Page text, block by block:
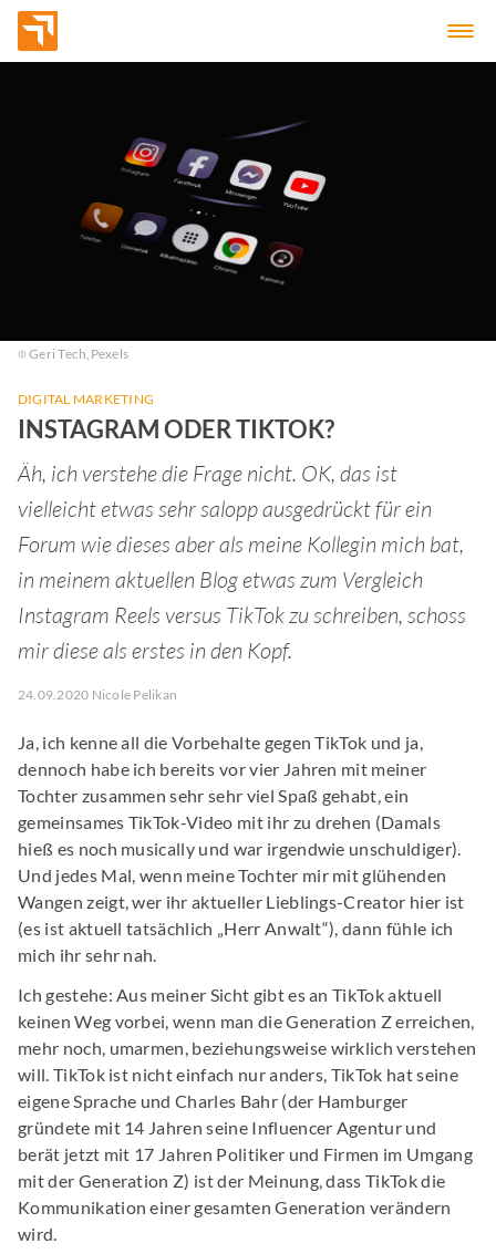
Geri Tech, Pexels
DIGITAL MARKETING
INSTAGRAM ODER TIKTOK?
Äh, ich verstehe die Frage nicht. OK, das ist
vielleicht etwas sehr salopp ausgedrückt für ein
Forum wie dieses aber als meine Kollegin mich bat,
in meinem aktuellen Blog etwas zum Vergleich
Instagram Reels versus TikTok zu schreiben, schoss
mir diese als erstes in den Kopf.
24.09.2020 Nicole Pelikan
Ja, ich kenne all die Vorbehalte gegen TikTok und ja,
dennoch habe ich bereits vor vier Jahren mit meiner
Tochter zusammen sehr sehr viel Spaß gehabt, ein
gemeinsames TikTok-Video mit ihr zu drehen (Damals
hieß es noch musically und war irgendwie unschuldiger).
Und jedes Mal, wenn meine Tochter mir mit glühenden
Wangen zeigt, wer ihr aktueller Lieblings-Creator hier ist
(es ist aktuell tatsächlich „Herr Anwalt“), dann fühle ich
mich ihr sehr nah.
Ich gestehe: Aus meiner Sicht gibt es an TikTok aktuell
keinen Weg vorbei, wenn man die Generation Z erreichen,
mehr noch, umarmen, beziehungsweise wirklich verstehen
will. TikTok ist nicht einfach nur anders, TikTok hat seine
eigene Sprache und Charles Bahr (der Hamburger
gründete mit 14 Jahren seine Influencer Agentur und
berät jetzt mit 17 Jahren Politiker und Firmen im Umgang
mit der Generation Z) ist der Meinung, dass TikTok die
Kommunikation einer gesamten Generation verändern
wird.